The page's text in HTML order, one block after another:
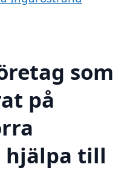
som
på
hjälpa till